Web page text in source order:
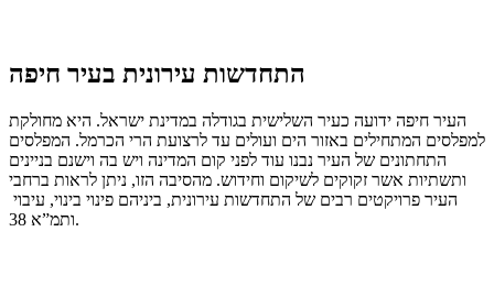
התחדשות עירונית בעיר חיפה
העיר חיפה ידועה כעיר השלישית בגודלה במדינת ישראל. היא מחולקת
למפלסים המתחילים באזור הים ועולים עד לרצועת הרי הכרמל. המפלסים
התחתונים של העיר נבנו עוד לפני קום המדינה ויש בה וישנם בניינים
ותשתיות אשר זקוקים לשיקום וחידוש. מהסיבה הזו, ניתן לראות ברחבי
העיר פרויקטים רבים של התחדשות עירונית, ביניהם פינוי בינוי, עיבוי
ותמ”א 38.